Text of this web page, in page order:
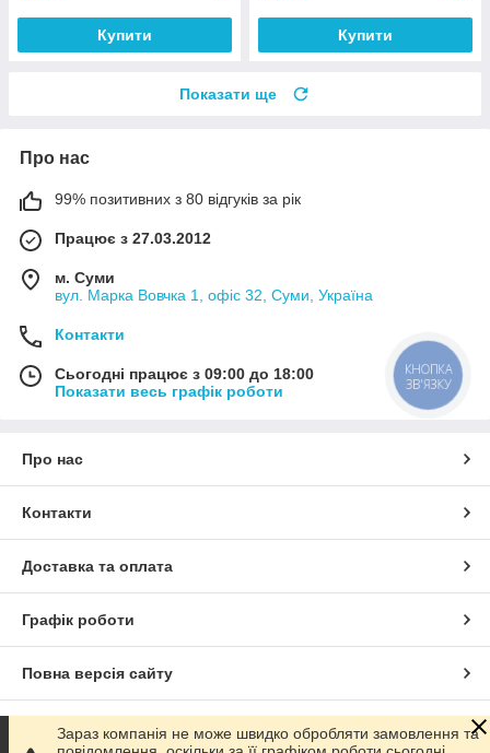
Купити Купити
Показати ще
Про нас
99% позитивних з 80 відгуків за рік
Працює з 27.03.2012
м. Суми
вул. Марка Вовчка 1, офіс 32, Суми, Україна
Контакти
Сьогодні працює з 09:00 до 18:00
Показати весь графік роботи
Про нас
Контакти
Доставка та оплата
Графік роботи
Повна версія сайту
Сайт створено на маркетплейсі Prom.ua
Зараз компанія не може швидко обробляти замовлення та
КНОПКА
ЗВ'ЯЗКУ